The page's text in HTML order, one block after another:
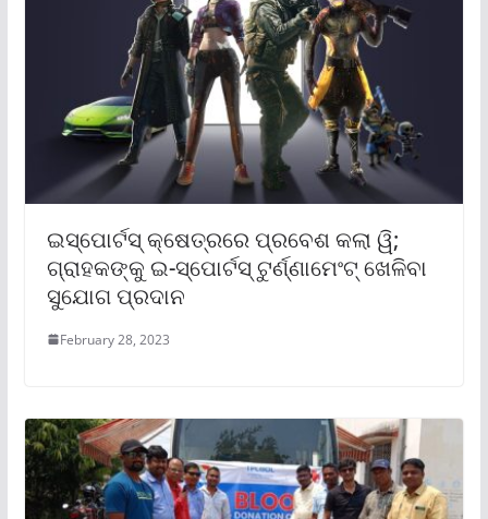
ଇସ୍ପୋର୍ଟସ୍ କ୍ଷେତ୍ରରେ ପ୍ରବେଶ କଲା ୱି;
ଗ୍ରାହକଙ୍କୁ ଇ-ସ୍ପୋର୍ଟସ୍ ଟୁର୍ଣ୍ଣାମେଂଟ୍ ଖେଳିବା
ସୁଯୋଗ ପ୍ରଦାନ
February 28, 2023